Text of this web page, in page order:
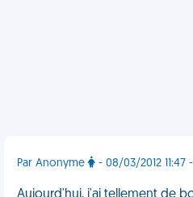
Par Anonyme - 08/03/2012 11:47